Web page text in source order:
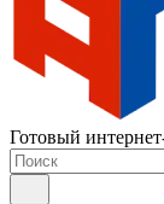
Готовый